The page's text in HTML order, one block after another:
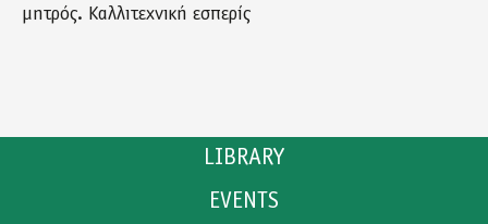
LIBRARY
CATALOGUE
EVENTS
μητρός. Καλλιτεχνική εσπερίς